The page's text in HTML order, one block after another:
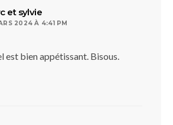
et sylvie
2024 À 4:41 PM
est bien appétissant. Bisous.